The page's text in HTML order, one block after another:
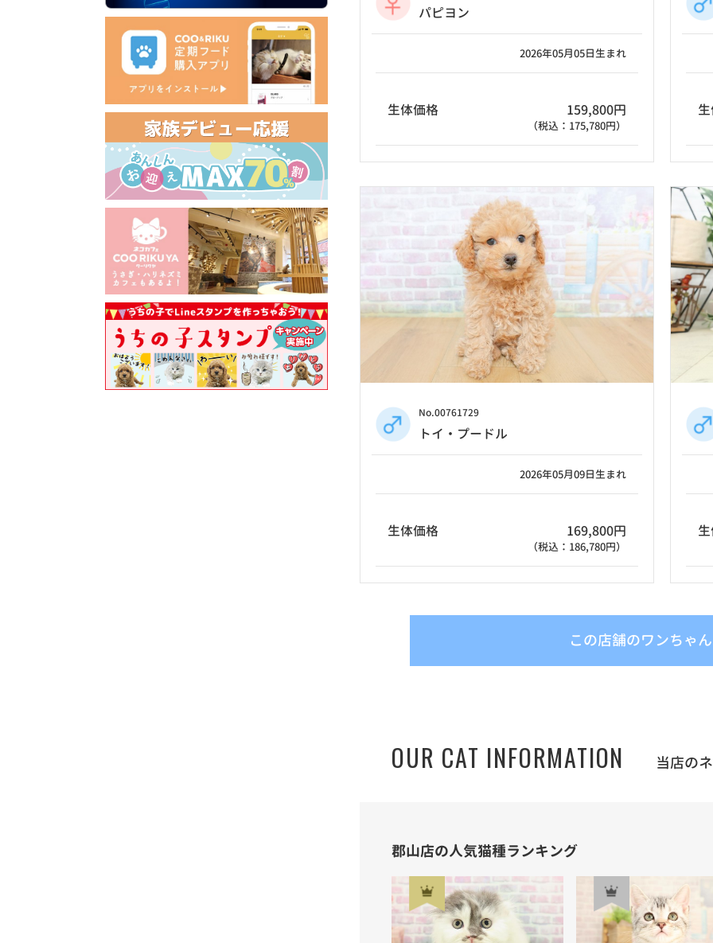
パピヨン
2026年05月05日生まれ
生体価格 159,800円
（税込：175,780円）
No.00761729
トイ・プードル
2026年05月09日生まれ
生体価格 169,800円
（税込：186,780円）
この店舗のワンちゃ
OUR CAT INFORMATION 当店の
郡山店の人気猫種ランキング